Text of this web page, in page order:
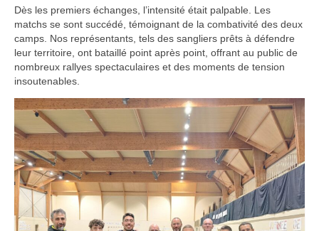
Dès les premiers échanges, l’intensité était palpable. Les
matchs se sont succédé, témoignant de la combativité des deux
camps. Nos représentants, tels des sangliers prêts à défendre
leur territoire, ont bataillé point après point, offrant au public de
nombreux rallyes spectaculaires et des moments de tension
insoutenables.